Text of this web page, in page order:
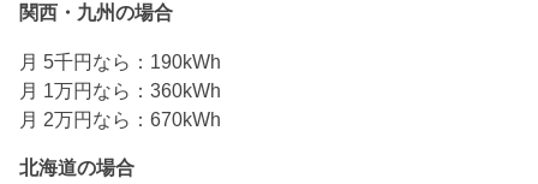
関西・九州の場合
月 5千円なら：190kWh
月 1万円なら：360kWh
月 2万円なら：670kWh
北海道の場合